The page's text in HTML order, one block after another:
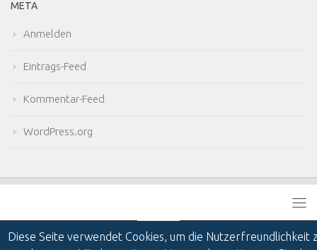
META
Anmelden
Eintrags-Feed
Kommentar-Feed
WordPress.org
Diese Seite verwendet Cookies, um die Nutzerfreundlichkeit